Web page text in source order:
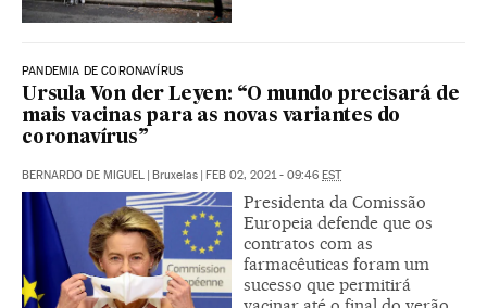
PANDEMIA DE CORONAVÍRUS
Ursula Von der Leyen: “O mundo precisará de
mais vacinas para as novas variantes do
coronavírus”
BERNARDO DE MIGUEL | Bruxelas | FEB 02, 2021 - 09:46 EST
Presidenta da Comissão
Europeia defende que os
contratos com as
farmacêuticas foram um
sucesso que permitirá